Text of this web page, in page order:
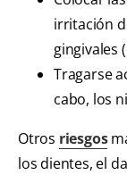
irritación
gingivales
Tragarse
cabo, los
Otros riesgos
los dientes, el